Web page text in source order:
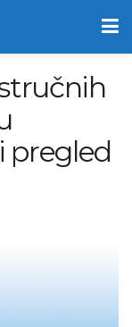
pregled